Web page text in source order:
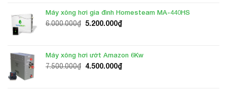
2.300.000₫.là:
2.100.000₫.
Máy xông hơi gia đình Homesteam MA-440HS
6.000.000₫ Giá
5.200.000₫Giá
5.200.000₫.
Máy xông hơi ướt Amazon 6Kw
7.500.000₫ Giá
4.500.000₫Giá